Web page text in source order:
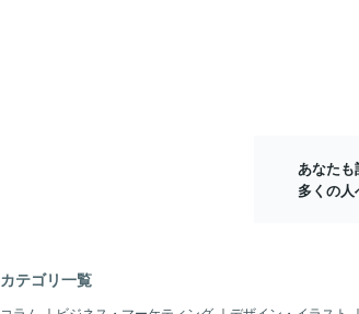
セルフプロ
ーなどのグ
して利用さ
た。デザイ
あなたも
多くの人
カテゴリ一覧